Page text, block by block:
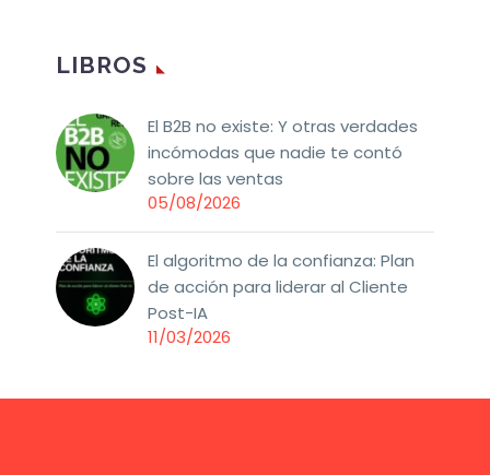
LIBROS
El B2B no existe: Y otras verdades
incómodas que nadie te contó
sobre las ventas
05/08/2026
El algoritmo de la confianza: Plan
de acción para liderar al Cliente
Post-IA
11/03/2026